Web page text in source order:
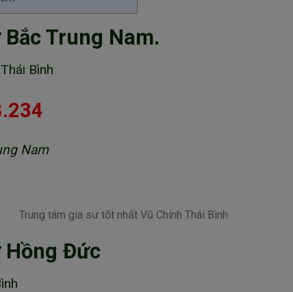
Trung Nam.
Bình
Nam
Trung tâm gia sư tốt nhất Vũ Chính Thái Bình
Đức